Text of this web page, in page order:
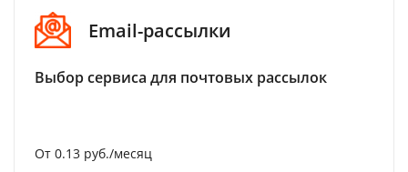
Email-рассылки
Выбор сервиса для почтовых рассылок
От 0.13 руб./месяц